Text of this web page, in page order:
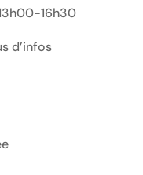
16h30
d’infos